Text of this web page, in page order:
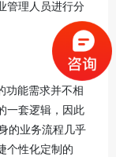
管理人员进行分
功能需求并不相
一套逻辑，因此
的业务流程几乎
个性化定制的